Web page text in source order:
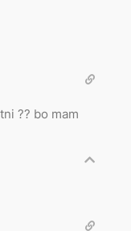
?? bo mam